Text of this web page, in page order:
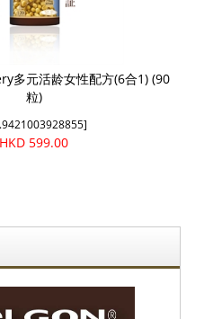
多元活龄女性配方(6合1) (90
粒)
HKD 599.00